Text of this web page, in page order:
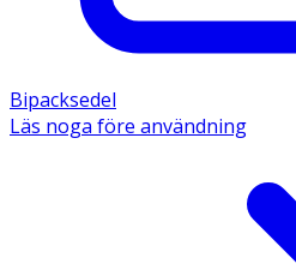
Bipacksedel
Läs noga före användning